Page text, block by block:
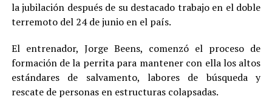
la jubilación después de su destacado trabajo en el doble
terremoto del 24 de junio en el país.
El entrenador, Jorge Beens, comenzó el proceso de
formación de la perrita para mantener con ella los altos
estándares de salvamento, labores de búsqueda y
rescate de personas en estructuras colapsadas.